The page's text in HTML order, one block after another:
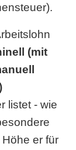
(mit
listet - wie
er für